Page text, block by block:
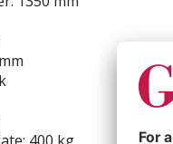
400 kg